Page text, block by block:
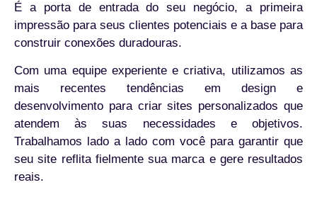
É a porta de entrada do seu negócio, a primeira
impressão para seus clientes potenciais e a base para
construir conexões duradouras.
Com uma equipe experiente e criativa, utilizamos as
mais recentes tendências em design e
desenvolvimento para criar sites personalizados que
atendem às suas necessidades e objetivos.
Trabalhamos lado a lado com você para garantir que
seu site reflita fielmente sua marca e gere resultados
reais.